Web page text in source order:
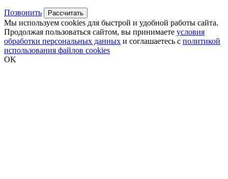
Позвонить Рассчитать
Мы используем cookies для быстрой и удобной работы сайта.
Продолжая пользоваться сайтом, вы принимаете условия
обработки персональных данных и соглашаетесь с политикой
использования файлов cookies
OK